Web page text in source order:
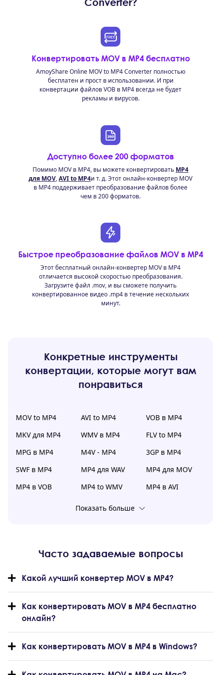
Конвертировать MOV в MP4 бесплатно
AmoyShare Online MOV to MP4 Converter полностью
бесплатен и прост в использовании. И при
конвертации файлов VOB в MP4 всегда не будет
рекламы и вирусов.
Доступно более 200 форматов
Помимо MOV в MP4, вы можете конвертировать MP4
для MOV,AVI to MP4и т. д. Этот онлайн-конвертер MOV
в MP4 поддерживает преобразование файлов более
чем в 200 форматов.
Быстрое преобразование файлов MOV в MP4
Этот бесплатный онлайн-конвертер MOV в MP4
отличается высокой скоростью преобразования.
Загрузите файл .mov, и вы сможете получить
конвертированное видео .mp4 в течение нескольких
минут.
Конкретные инструменты
конвертации, которые могут вам
понравиться
MOV to MP4 AVI to MP4
VOB в MP4
MKV для MP4
WMV в MP4
FLV to MP4
MPG в MP4
M4V - MP4
3GP в MP4
SWF в MP4
MP4 для WAV
MP4 для MOV
MP4 в VOB
MP4 to WMV MP4 в AVI
Показать больше
Часто задаваемые вопросы
Какой лучший конвертер MOV в MP4?
Как конвертировать MOV в MP4 бесплатно
онлайн?
Как конвертировать MOV в MP4 в Windows?